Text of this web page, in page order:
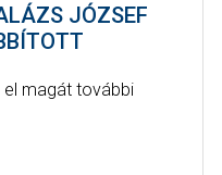
JÓZSEF
magát további